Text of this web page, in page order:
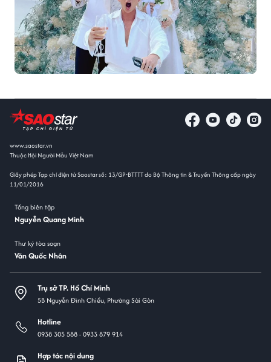
www.saostar.vn
Thuộc Hội Người Mẫu Việt Nam
Giấy phép Tạp chí điện tử Saostar số: 13/GP-BTTTT do Bộ Thông tin & Truyền Thông cấp ngày
11/01/2016
Tổng biên tập
Nguyễn Quang Minh
Thư ký tòa soạn
Văn Quốc Nhân
Trụ sở TP. Hồ Chí Minh
5B Nguyễn Đình Chiểu, Phường Sài Gòn
Hotline
0938 305 588 -0933 879 914
Hợp tác nội dung